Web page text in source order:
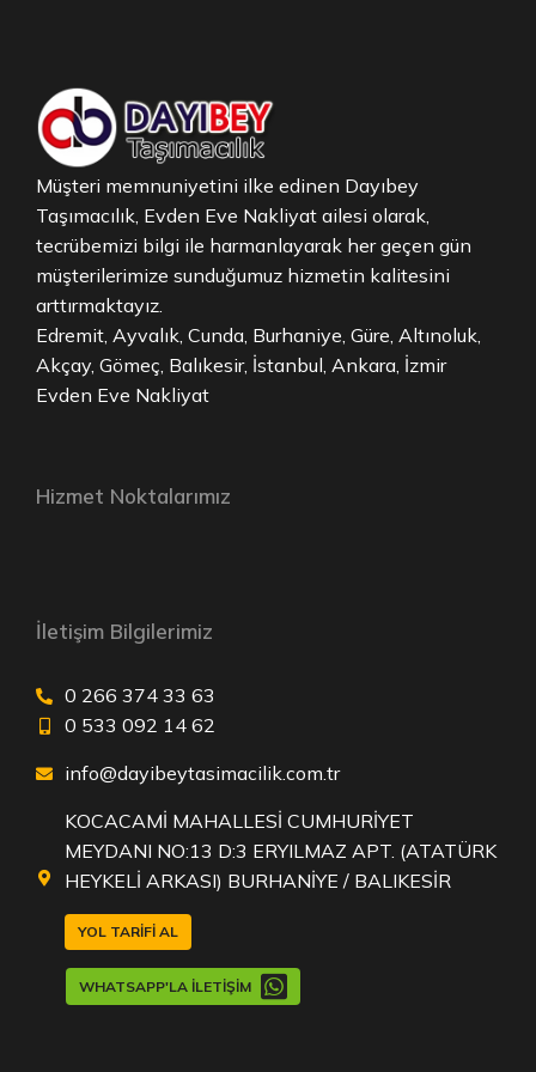
Müşteri memnuniyetini ilke edinen Dayıbey
Taşımacılık, Evden Eve Nakliyat ailesi olarak,
tecrübemizi bilgi ile harmanlayarak her geçen gün
müşterilerimize sunduğumuz hizmetin kalitesini
arttırmaktayız.
Edremit, Ayvalık, Cunda, Burhaniye, Güre, Altınoluk,
Akçay, Gömeç, Balıkesir, İstanbul, Ankara, İzmir
Evden Eve Nakliyat
Hizmet Noktalarımız
İletişim Bilgilerimiz
0 266 374 33 63
0 533 092 14 62
info@dayibeytasimacilik.com.tr
KOCACAMİ MAHALLESİ CUMHURİYET
MEYDANI NO:13 D:3 ERYILMAZ APT. (ATATÜRK
HEYKELİ ARKASI) BURHANİYE / BALIKESİR
YOL TARIFI AL
WHATSAPP'LA İLETIŞIM